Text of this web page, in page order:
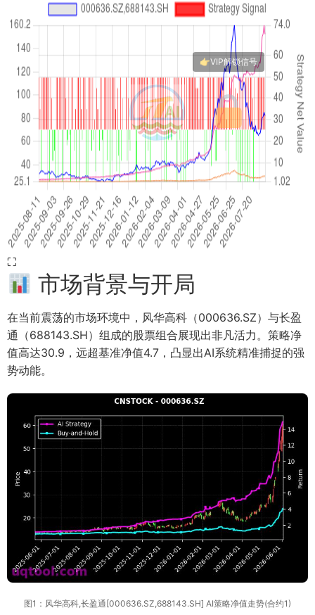
⛶
市场背景与开局
在当前震荡的市场环境中，风华高科（000636.SZ）与长盈
通（688143.SH）组成的股票组合展现出非凡活力。策略净
值高达30.9，远超基准净值4.7，凸显出AI系统精准捕捉的强
势动能。
图1：风华高科,长盈通[000636.SZ,688143.SH] AI策略净值走势(合约1)